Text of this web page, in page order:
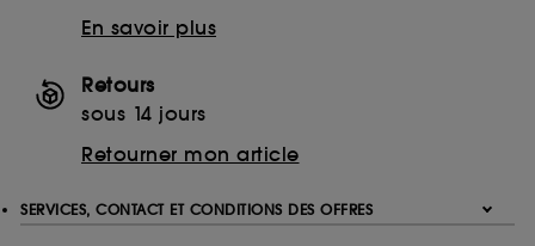
En savoir plus
Retours
sous 14 jours
Retourner mon article
SERVICES, CONTACT ET CONDITIONS DES OFFRES